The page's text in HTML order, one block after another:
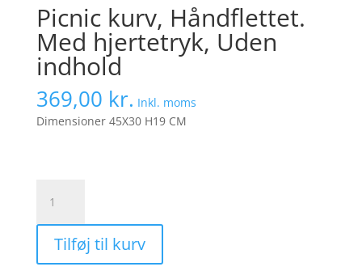
Picnic kurv, Håndflettet.
Med hjertetryk, Uden
indhold
369,00 kr. Inkl. moms
Dimensioner45X30 H19 CM
kurv,
Håndflettet.
Med
hjertetryk,
Tilføj til kurv